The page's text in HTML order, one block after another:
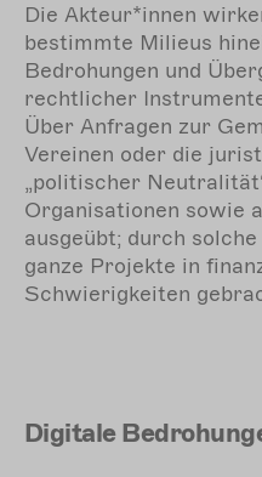
Die Akteur*innen
bestimmte Milieus
Bedrohungen und
rechtlicher
Über Anfragen zur
Vereinen oder die
„politischer
Organisationen sowie
ausgeübt; durch
ganze Projekte in
Schwierigkeiten
Digitale